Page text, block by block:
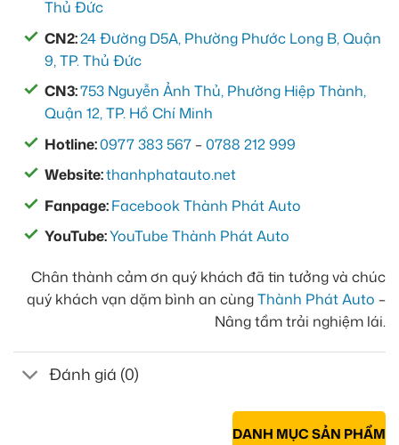
Thủ Đức
CN2:24 Đường D5A, Phường Phước Long B, Quận
9, TP. Thủ Đức
CN3:753 Nguyễn Ảnh Thủ, Phường Hiệp Thành,
Quận 12, TP. Hồ Chí Minh
Hotline:0977 383 567 –0788 212 999
Website:thanhphatauto.net
Fanpage:Facebook Thành Phát Auto
YouTube:YouTube Thành Phát Auto
Chân thành cảm ơn quý khách đã tin tưởng và chúc
quý khách vạn dặm bình an cùngThành Phát Auto –
Nâng tầm trải nghiệm lái.
Đánh giá (0)
DANH MỤC SẢN PHẨM